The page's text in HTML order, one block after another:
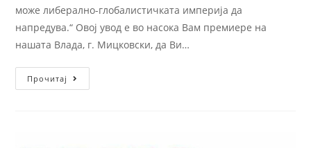
може либерално-глобалистичката империја да
напредува.“ Овој увод е во насока Вам премиере на
нашата Влада, г. Мицковски, да Ви…
Прочитај